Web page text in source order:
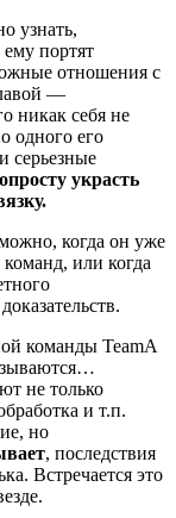
узнать,
портят
отношения с
—
никак себя не
одного его
серьезные
украсть
когда он уже
или когда
команды TeamA
не только
и т.п.
но
, последствия
Встречается это